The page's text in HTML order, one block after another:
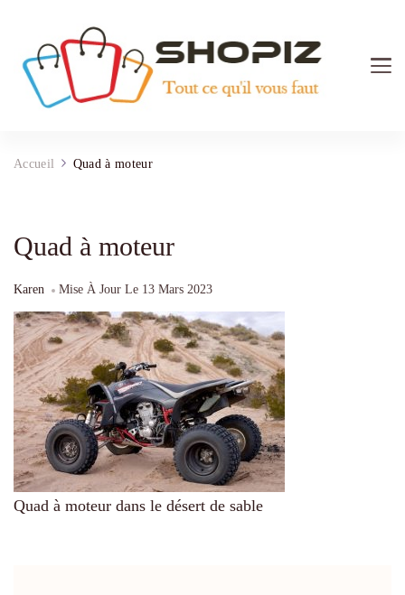
Accueil Quad à moteur
Quad à moteur
Karen Mise À Jour Le 13 Mars 2023
Quad à moteur dans le désert de sable